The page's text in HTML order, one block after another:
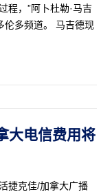
程，”阿卜杜勒·马吉
伦多频道。 马吉德现
大电信费用将
捷克佳/加拿大广播